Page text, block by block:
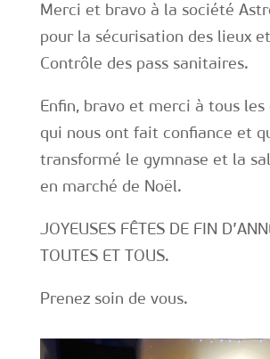
Merci et bravo à la société
pour la sécurisation des lieux
Contrôle des pass sanitaires.
Enfin, bravo et merci à tous les
qui nous ont fait confiance et
transformé le gymnase et la
en marché de Noël.
JOYEUSES FÊTES DE FIN
TOUTES ET TOUS.
Prenez soin de vous.